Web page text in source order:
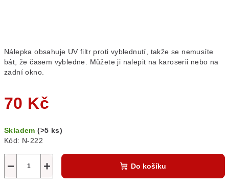
Nálepka obsahuje UV filtr proti vyblednutí, takže se nemusíte
bát, že časem vybledne. Můžete ji nalepit na karoserii nebo na
zadní okno.
70 Kč
cena:
Skladem(>5 ks)
Kód: N-222
+
− Do košíku